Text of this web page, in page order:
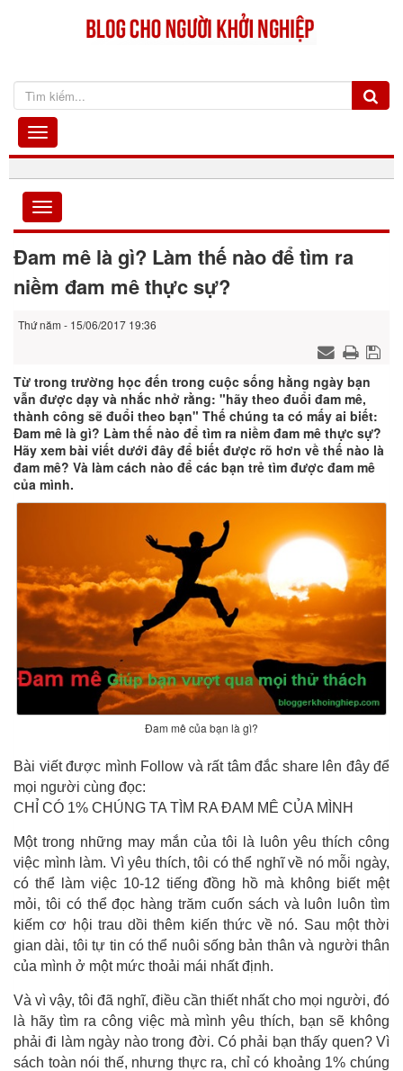
Đam mê là gì? Làm thế nào để tìm ra
niềm đam mê thực sự?
Thứ năm - 15/06/2017 19:36
Từ trong trường học đến trong cuộc sống hằng ngày bạn
vẫn được dạy và nhắc nhở rằng: "hãy theo đuổi đam mê,
thành công sẽ đuổi theo bạn" Thế chúng ta có mấy ai biết:
Đam mê là gì? Làm thế nào để tìm ra niềm đam mê thực sự?
Hãy xem bài viết dưới đây để biết được rõ hơn về thế nào là
đam mê? Và làm cách nào để các bạn trẻ tìm được đam mê
của mình.
Đam mê của bạn là gì?
Bài viết được mình Follow và rất tâm đắc share lên đây để
mọi người cùng đọc:
CHỈ CÓ 1% CHÚNG TA TÌM RA ĐAM MÊ CỦA MÌNH
Một trong những may mắn của tôi là luôn yêu thích công
việc mình làm. Vì yêu thích, tôi có thể nghĩ về nó mỗi ngày,
có thể làm việc 10-12 tiếng đồng hồ mà không biết mệt
mỏi, tôi có thể đọc hàng trăm cuốn sách và luôn luôn tìm
kiếm cơ hội trau dồi thêm kiến thức về nó. Sau một thời
gian dài, tôi tự tin có thể nuôi sống bản thân và người thân
của mình ở một mức thoải mái nhất định.
Và vì vậy, tôi đã nghĩ, điều cần thiết nhất cho mọi người, đó
là hãy tìm ra công việc mà mình yêu thích, bạn sẽ không
phải đi làm ngày nào trong đời. Có phải bạn thấy quen? Vì
sách toàn nói thế, nhưng thực ra, chỉ có khoảng 1% chúng